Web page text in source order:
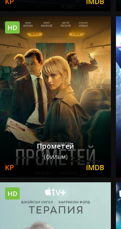
Прометей
(фильм)
HD
HD